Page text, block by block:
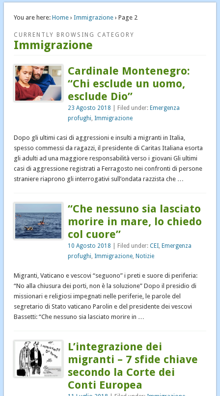
Links
Notizie diocesane
Pastorale dei Migranti
Senza categoria
You are here: Home› Immigrazione› Page 2
CURRENTLY BROWSING CATEGORY
Immigrazione
Cardinale Montenegro:
“Chi esclude un uomo,
esclude Dio”
23 Agosto 2018 | Filed under:Emergenza
profughi Immigrazione
Dopo gli ultimi casi di aggressioni e insulti a migranti in Italia,
spesso commessi da ragazzi, il presidente di Caritas Italiana esorta
gli adulti ad una maggiore responsabilità verso i giovani Gli ultimi
casi di aggressione registrati a Ferragosto nei confronti di persone
straniere riaprono gli interrogativi sull’ondata razzista che …
“Che nessuno sia lasciato
morire in mare, lo chiedo
col cuore”
10 Agosto 2018 | Filed under:CEI ,Emergenza
profughi Immigrazione ,Notizie
Migranti, Vaticano e vescovi “seguono” i preti e suore di periferia:
“No alla chiusura dei porti, non è la soluzione” Dopo il presidio di
missionari e religiosi impegnati nelle periferie, le parole del
segretario di Stato vaticano Parolin e del presidente dei vescovi
Bassetti: “Che nessuno sia lasciato morire in …
L’integrazione dei
migranti – 7 sfide chiave
secondo la Corte dei
Conti Europea